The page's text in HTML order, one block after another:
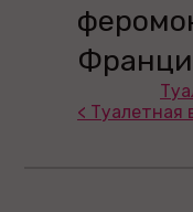
< Туалетная